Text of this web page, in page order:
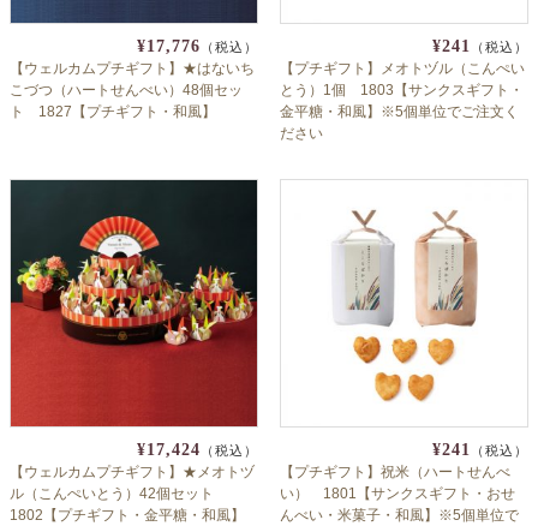
¥17,776 （税込）
【ウェルカムプチギフト】★はないち
こづつ（ハートせんべい）48個セッ
ト 1827【プチギフト・和風】
¥241 （税込）
【プチギフト】メオトヅル（こんぺい
とう）1個 1803【サンクスギフト・
金平糖・和風】※5個単位でご注文く
ださい
¥17,424 （税込）
【ウェルカムプチギフト】★メオトヅ
ル（こんぺいとう）42個セット
1802【プチギフト・金平糖・和風】
¥241 （税込）
【プチギフト】祝米（ハートせんべ
い） 1801【サンクスギフト・おせ
んべい・米菓子・和風】※5個単位で